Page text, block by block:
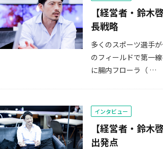
【経営者・鈴
長戦略
多くのスポーツ選手
のフィールドで第一
に腸内フローラ（ …
インタビュー
【経営者・鈴
出発点